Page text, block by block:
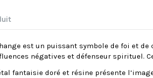
est un puissant symbole de foi et
négatives et défenseur spirituel.
fantaisie doré et résine présente